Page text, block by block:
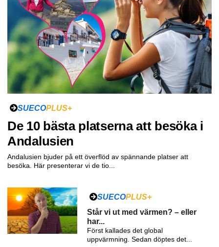
SUECOPLUS+
De 10 bästa platserna att besöka i
Andalusien
Andalusien bjuder på ett överflöd av spännande platser att
besöka. Här presenterar vi de tio...
SUECOPLUS+
Står vi ut med värmen? – eller
har...
Först kallades det global
uppvärmning. Sedan döptes det...